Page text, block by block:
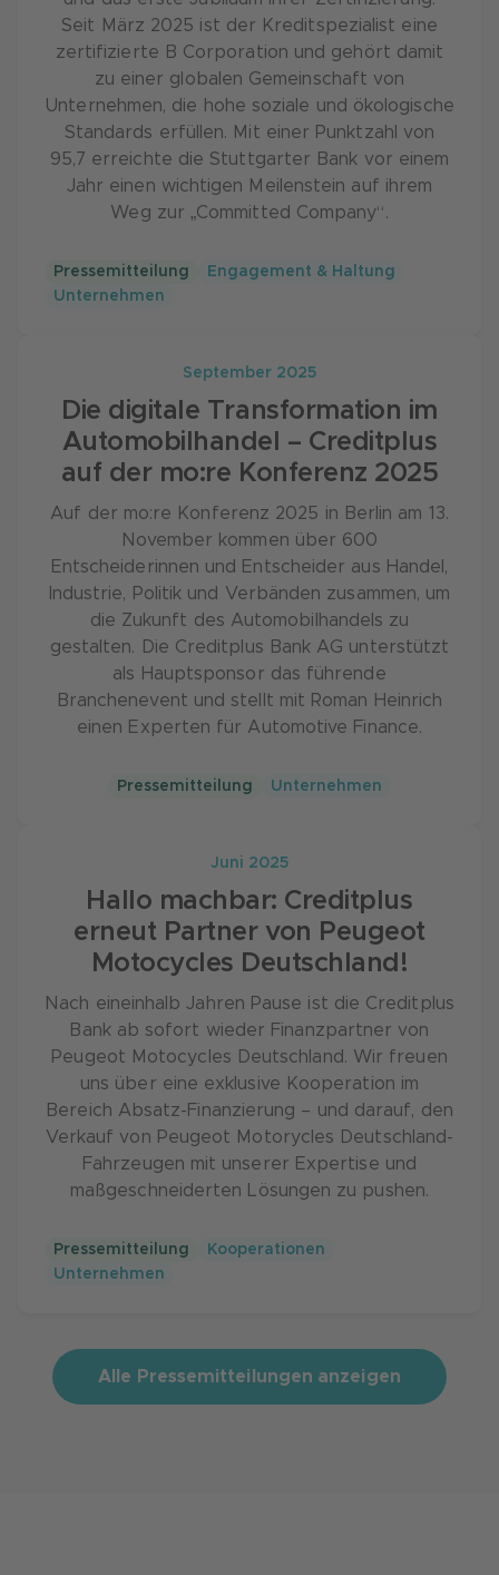
Seit März 2025 ist der Kreditspezialist eine
zertifizierte B Corporation und gehört damit
zu einer globalen Gemeinschaft von
Unternehmen, die hohe soziale und ökologische
Standards erfüllen. Mit einer Punktzahl von
95,7 erreichte die Stuttgarter Bank vor einem
Jahr einen wichtigen Meilenstein auf ihrem
Weg zur „Committed Company“.
Pressemitteilung
Engagement & Haltung
Unternehmen
September 2025
Die digitale Transformation im
Automobilhandel – Creditplus
auf der mo:re Konferenz 2025
Auf der mo:re Konferenz 2025 in Berlin am 13.
November kommen über 600
Entscheiderinnen und Entscheider aus Handel,
Industrie, Politik und Verbänden zusammen, um
die Zukunft des Automobilhandels zu
gestalten. Die Creditplus Bank AG unterstützt
als Hauptsponsor das führende
Branchenevent und stellt mit Roman Heinrich
einen Experten für Automotive Finance.
Pressemitteilung Unternehmen
Juni 2025
Hallo machbar: Creditplus
erneut Partner von Peugeot
Motocycles Deutschland!
Nach eineinhalb Jahren Pause ist die Creditplus
Bank ab sofort wieder Finanzpartner von
Peugeot Motocycles Deutschland. Wir freuen
uns über eine exklusive Kooperation im
Bereich Absatz-Finanzierung – und darauf, den
Verkauf von Peugeot Motorycles Deutschland-
Fahrzeugen mit unserer Expertise und
maßgeschneiderten Lösungen zu pushen.
Pressemitteilung
Kooperationen
Unternehmen
Alle Pressemitteilungen anzeigen